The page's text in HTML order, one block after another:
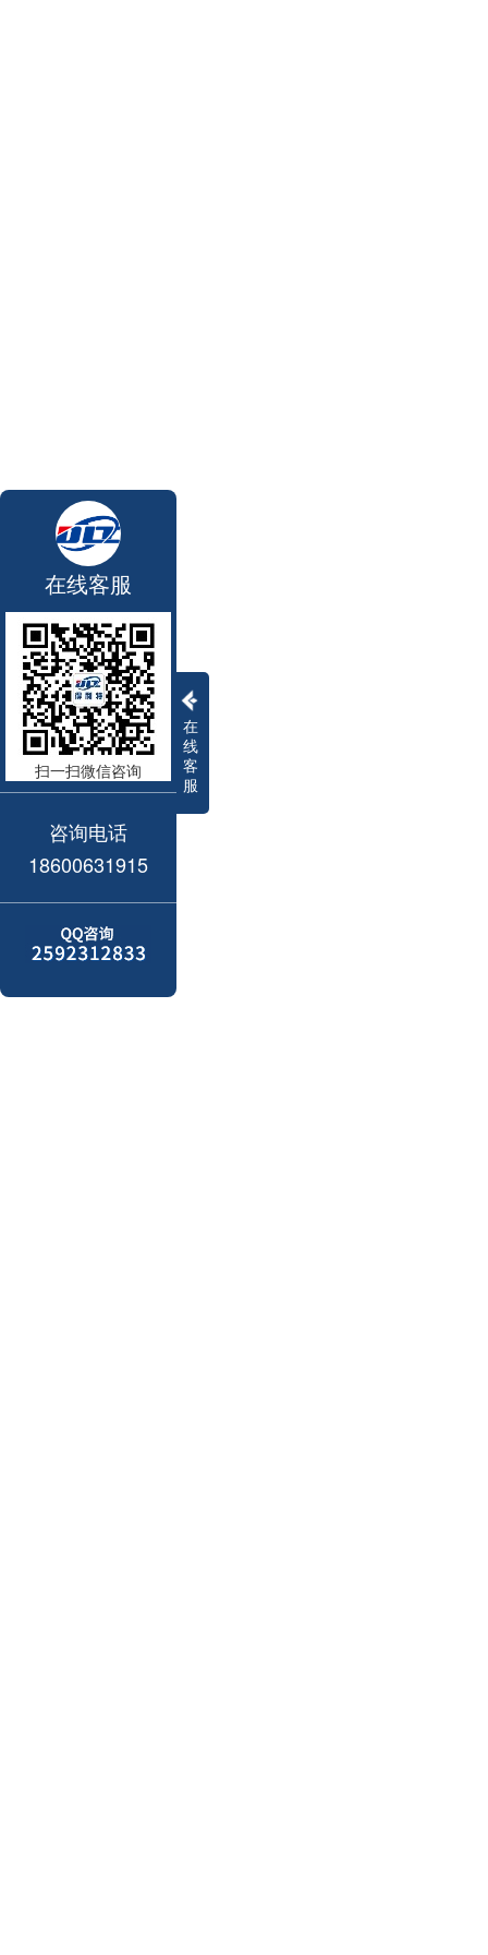
在
线
客
服
在线客服
扫一扫微信咨询
咨询电话
18600631915